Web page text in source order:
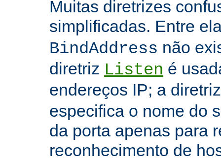
Muitas diretrizes
simplificadas. Entre
BindAddress não
diretriz Listen é
endereços IP; a
especifica o nome do
da porta apenas para
reconhecimento de